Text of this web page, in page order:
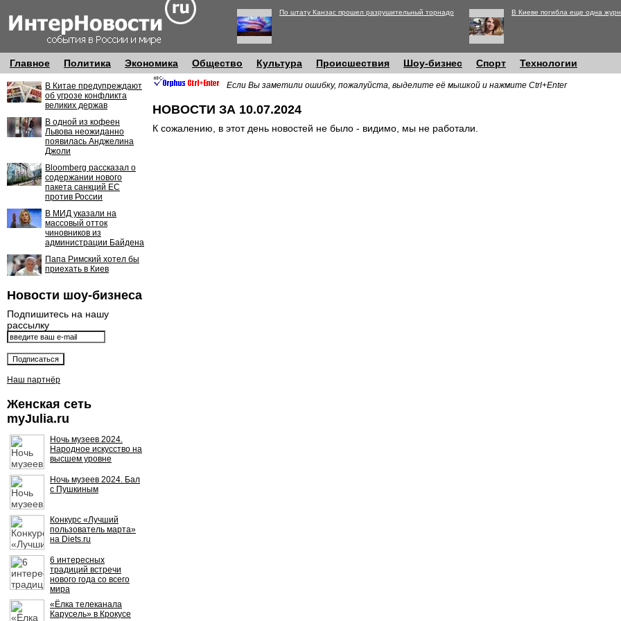
По штату Канзас прошел разрушительный торнадо В Киеве погибла еще одна
Главное Политика Экономика Общество Культура Происшествия Шоу-бизнес Спорт Технологии
В Китае предупреждают
об угрозе конфликта
великих держав
В одной из кофеен
Львова неожиданно
появилась Анджелина
Джоли
Bloomberg рассказал о
содержании нового
пакета санкций ЕС
против России
В МИД указали на
массовый отток
чиновников из
администрации Байдена
Папа Римский хотел бы
приехать в Киев
Новости шоу-бизнеса
Подпишитесь на нашу
рассылку
Наш партнёр
Женская сеть
myJulia.ru
Ночь музеев 2024.
Народное искусство на
высшем уровне
Ночь музеев 2024. Бал
с Пушкиным
Конкурс «Лучший
пользователь марта»
на Diets.ru
6 интересных
традиций встречи
нового года со всего
мира
«Ёлка телеканала
Карусель» в Крокусе
Если Вы заметили ошибку, пожалуйста, выделите её мышкой и нажмите Ctrl+Enter
НОВОСТИ ЗА 10.07.2024
К сожалению, в этот день новостей не было - видимо, мы не работали.